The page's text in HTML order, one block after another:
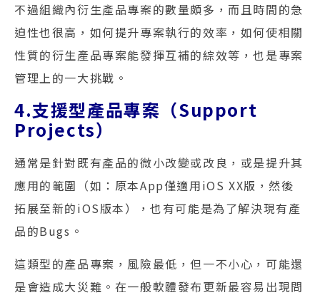
不過組織內衍生產品專案的數量頗多，而且時間的急
迫性也很高，如何提升專案執行的效率，如何使相關
性質的衍生產品專案能發揮互補的綜效等，也是專案
管理上的一大挑戰。
4.支援型產品專案（Support
Projects）
通常是針對既有產品的微小改變或改良，或是提升其
應用的範圍（如：原本App僅適用iOS XX版，然後
拓展至新的iOS版本），也有可能是為了解決現有產
品的Bugs。
這類型的產品專案，風險最低，但一不小心，可能還
是會造成大災難。在一般軟體發布更新最容易出現問